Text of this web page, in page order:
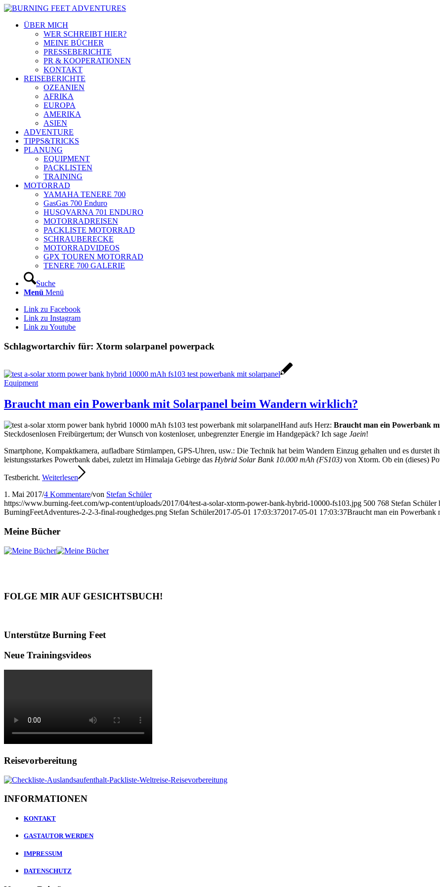
ÜBER MICH
WER SCHREIBT HIER?
MEINE BÜCHER
PRESSEBERICHTE
PR & KOOPERATIONEN
KONTAKT
REISEBERICHTE
OZEANIEN
AFRIKA
EUROPA
AMERIKA
ASIEN
ADVENTURE
TIPPS&TRICKS
PLANUNG
EQUIPMENT
PACKLISTEN
TRAINING
MOTORRAD
YAMAHA TENERE 700
GasGas 700 Enduro
HUSQVARNA 701 ENDURO
MOTORRADREISEN
PACKLISTE MOTORRAD
SCHRAUBERECKE
MOTORRADVIDEOS
GPX TOUREN MOTORRAD
TENERE 700 GALERIE
Suche
Menü Menü
Link zu Facebook
Link zu Instagram
Link zu Youtube
Schlagwortarchiv für: Xtorm solarpanel powerpack
Equipment
Braucht man ein Powerbank mit Solarpanel beim Wandern wirklich?
Hand aufs Herz: Braucht man ein Powerbank
Steckdosenlosen Freibürgertum; der Wunsch von kostenloser, unbegrenzter Energie im Handgepäck? Ich sage Jaein!
Smartphone, Kompaktkamera, aufladbare Stirnlampen, GPS-Uhren, usw.: Die Technik hat beim Wandern Einzug gehalten und es durstet
leistungsstarkes Powerbank dabei, zuletzt im Himalaja Gebirge das Hybrid Solar Bank 10.000 mAh (FS103) von Xtorm. Ob ein (dieses)
Testbericht. Weiterlesen
1. Mai 2017/4 Kommentare/von Stefan Schüler
https://www.burning-feet.com/wp-content/uploads/2017/04/test-a-solar-xtorm-power-bank-hybrid-10000-fs103.jpg 500 768 Stefan Schüler
BurningFeetAdventures-2-2-3-final-roughedges.png Stefan Schüler2017-05-01 17:03:372017-05-01 17:03:37Braucht man ein Powerbank
Meine Bücher
FOLGE MIR AUF GESICHTSBUCH!
Unterstütze Burning Feet
Neue Trainingsvideos
Reisevorbereitung
INFORMATIONEN
KONTAKT
GASTAUTOR WERDEN
IMPRESSUM
DATENSCHUTZ